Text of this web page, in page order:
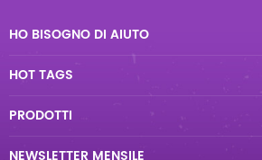
HO BISOGNO DI AIUTO
HOT TAGS
PRODOTTI